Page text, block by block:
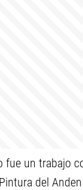
un trabajo
del